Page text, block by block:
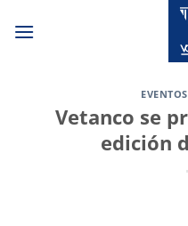
EVENTOS
Vetanco se
edición